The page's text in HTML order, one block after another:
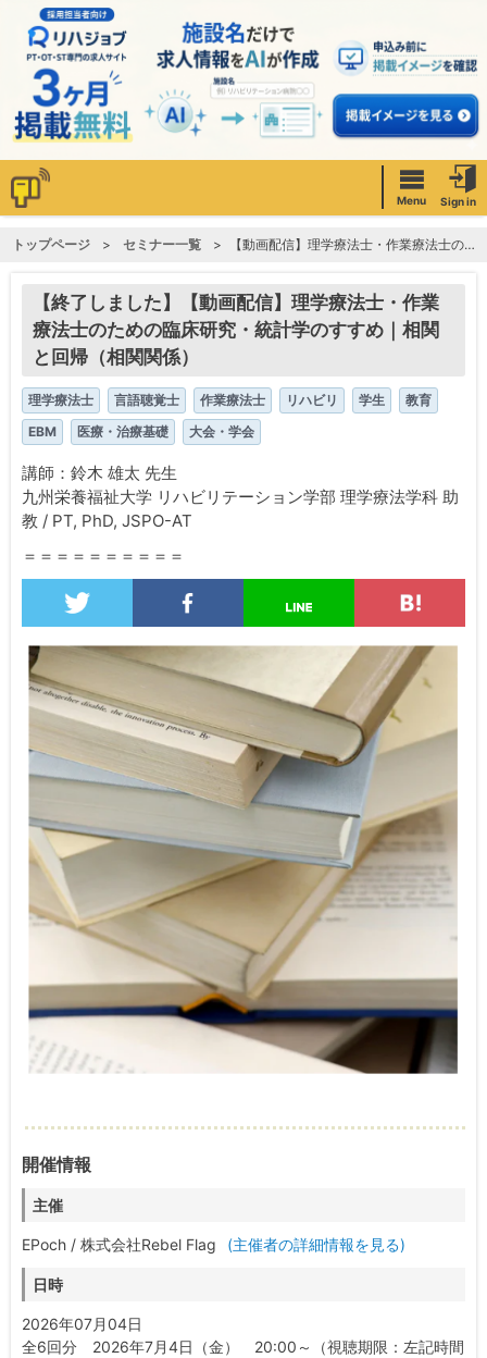
Menu Sign in
トップページ セミナー一覧 【動画配信】理学療法士・作業療法士のための臨床研究・統計学のすすめ｜相関と回帰（相関関係）
【終了しました】【動画配信】理学療法士・作業
療法士のための臨床研究・統計学のすすめ｜相関
と回帰（相関関係）
理学療法士 言語聴覚士 作業療法士 リハビリ 学生
教育
EBM
医療・治療基礎 大会・学会
講師：鈴木 雄太 先生
九州栄養福祉大学 リハビリテーション学部 理学療法学科 助
教 / PT, PhD, JSPO-AT
＝＝＝＝＝＝＝＝＝＝
開催情報
主催
EPoch / 株式会社Rebel Flag (主催者の詳細情報を見る)
日時
2026年07月04日
全6回分 2026年7月4日（金） 20:00～（視聴期限：左記時間